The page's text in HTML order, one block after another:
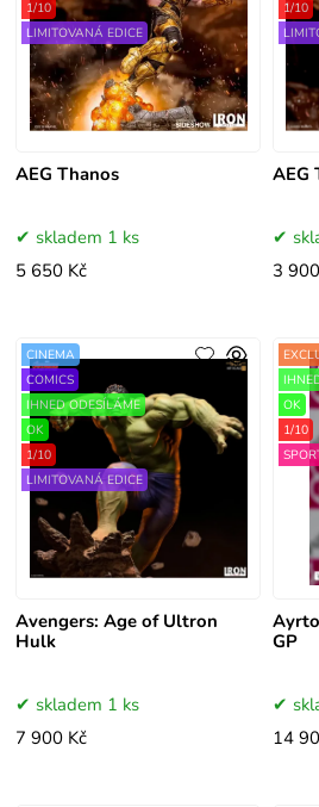
AEG Thanos
1/10
LIMITOVANÁ EDICE
skladem 1 ks
5 650 Kč
AEG
1/10
3
Avengers: Age of Ultron
Hulk
CINEMA
COMICS
IHNED ODESÍLÁME
OK
1/10
LIMITOVANÁ EDICE
skladem 1 ks
7 900 Kč
GP
OK
1/10
14